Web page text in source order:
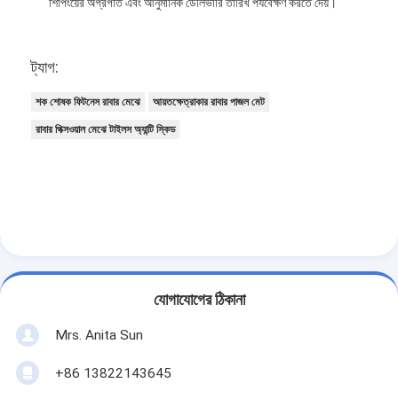
ট্যাগ:
শক শোষক ফিটনেস রাবার মেঝে আয়তক্ষেত্রাকার রাবার পাজল মেট
রাবার পিক্সওয়াল মেঝে টাইলস অ্যান্টি স্কিড
যোগাযোগের ঠিকানা
Mrs. Anita Sun
+86 13822143645